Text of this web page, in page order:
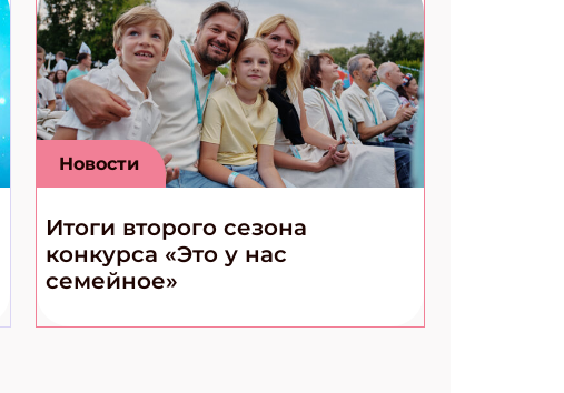
Новости
Итоги второго сезона
конкурса «Это у нас
семейное»